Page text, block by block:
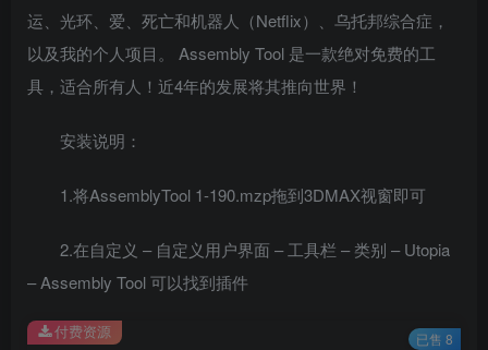
运、光环、爱、死亡和机器人（Netflix）、乌托邦综合症，
以及我的个人项目。 Assembly Tool 是一款绝对免费的工
具，适合所有人！近4年的发展将其推向世界！
安装说明：
1.将AssemblyTool 1-190.mzp拖到3DMAX视窗即可
2.在自定义 – 自定义用户界面 – 工具栏 – 类别 – Utopia
– Assembly Tool 可以找到插件
付费资源 已售 8